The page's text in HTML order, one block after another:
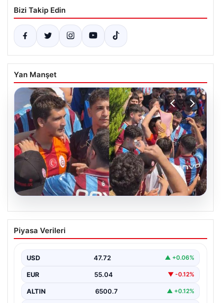
Bizi Takip Edin
Yan Manşet
Mohamed Salah’ı karşılamaya gelen
Galatasaraylı taraftarı pişman ettiler!
Piyasa Verileri
USD 47.72 ▲ +0.06%
EUR 55.04 ▼ -0.12%
ALTIN 6500.7 ▲ +0.12%